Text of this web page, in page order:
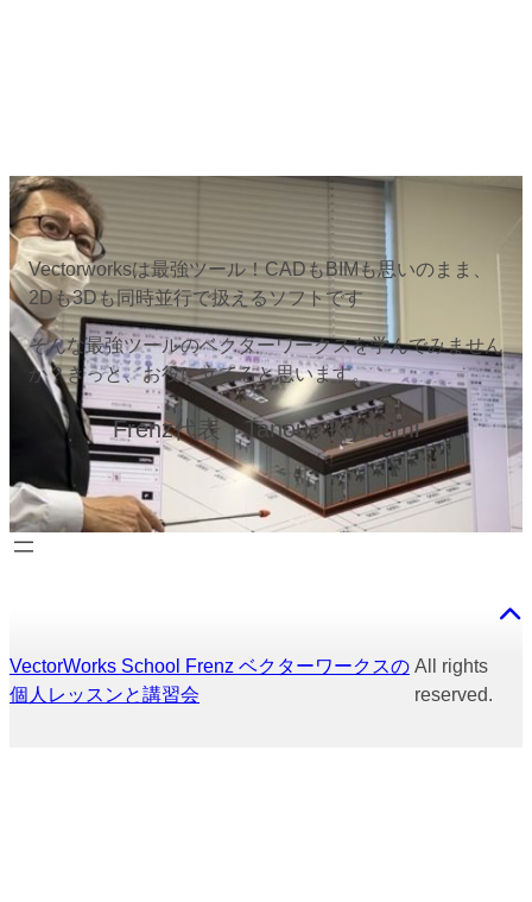
Vectorworksは最強ツール！CADもBIMも思いのまま、
2Dも3Dも同時並行で扱えるソフトです
そんな最強ツールのベクターワークスを学んでみません
か？きっと、お役に立てると思います。
Frenz代表 Tanoue Kiyofumi
VectorWorks School Frenz ベクターワークスの
個人レッスンと講習会
All rights
reserved.